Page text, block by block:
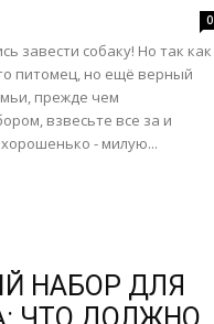
0
завести собаку! Но так как
питомец, но ещё верный
прежде чем
взвесьте все за и
- милую...
НАБОР ДЛЯ